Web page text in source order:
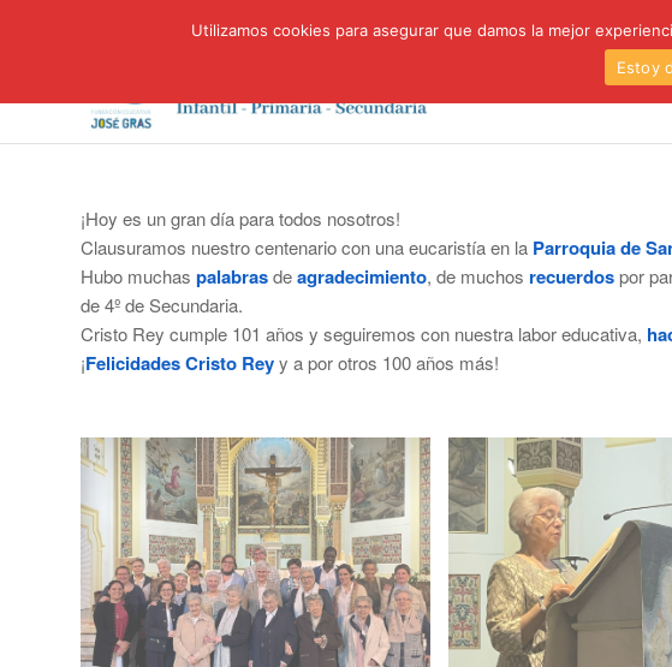
¡Hoy es un gran día para todos nosotros!
Clausuramos nuestro centenario con una eucaristía en la Parroquia de
Hubo muchas palabrasdeagradecimiento, de muchos recuerdospor
de 4º de Secundaria.
Cristo Rey cumple 101 años y seguiremos con nuestra labor educativa,
¡Felicidades Cristo Reyy a por otros 100 años más!
Utilizamos cookies para asegurar que damos la mejor
Estoy